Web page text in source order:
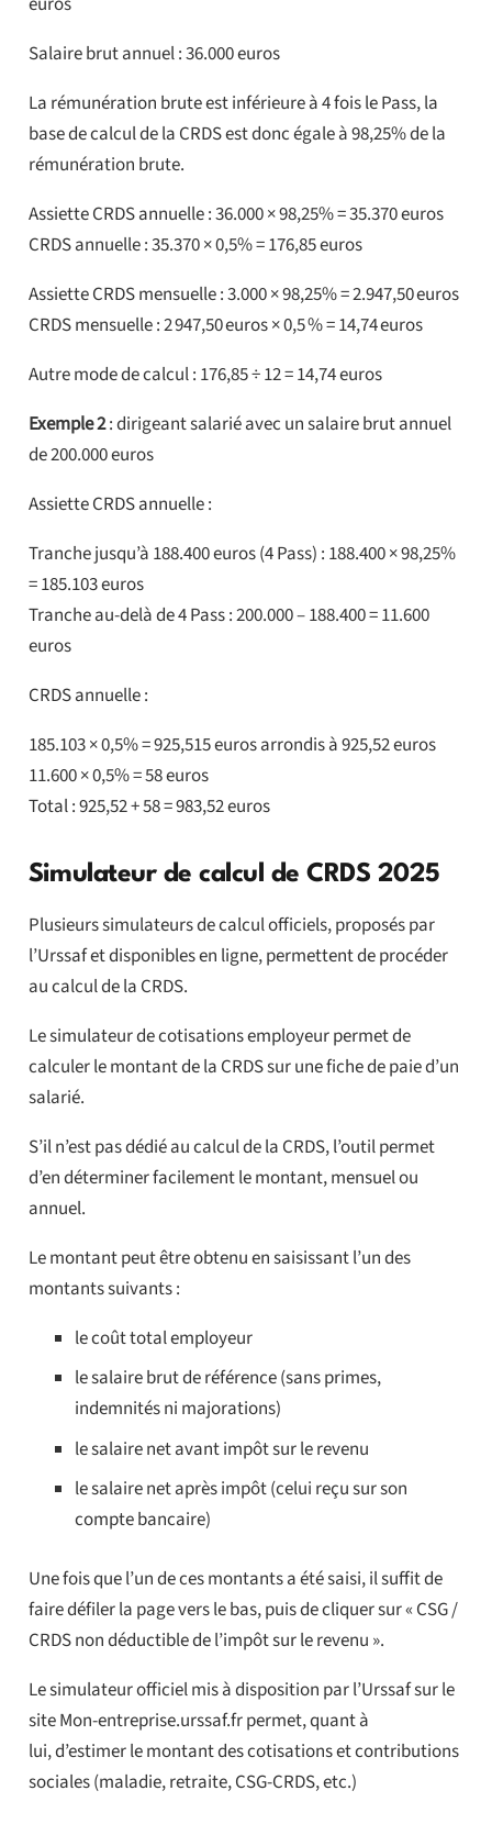
Salaire brut annuel : 36.000 euros
La rémunération brute est inférieure à 4 fois le Pass, la
base de calcul de la CRDS est donc égale à 98,25% de la
rémunération brute.
Assiette CRDS annuelle : 36.000 × 98,25% = 35.370 euros
CRDS annuelle : 35.370 × 0,5% = 176,85 euros
Assiette CRDS mensuelle : 3.000 × 98,25% = 2.947,50 euros
CRDS mensuelle : 2 947,50 euros × 0,5 % = 14,74 euros
Autre mode de calcul : 176,85 ÷ 12 = 14,74 euros
Exemple 2: dirigeant salarié avec un salaire brut annuel
de 200.000 euros
Assiette CRDS annuelle :
Tranche jusqu’à 188.400 euros (4 Pass) : 188.400 × 98,25%
= 185.103 euros
Tranche au-delà de 4 Pass : 200.000 – 188.400 = 11.600
euros
CRDS annuelle :
185.103 × 0,5% = 925,515 euros arrondis à 925,52 euros
11.600 × 0,5% = 58 euros
Total : 925,52 + 58 = 983,52 euros
Simulateur de calcul de CRDS 2025
Plusieurs simulateurs de calcul officiels, proposés par
l’Urssaf et disponibles en ligne, permettent de procéder
au calcul de la CRDS.
Le simulateur de cotisations employeur permet de
calculer le montant de la CRDS sur une fiche de paie d’un
salarié.
S’il n’est pas dédié au calcul de la CRDS, l’outil permet
d’en déterminer facilement le montant, mensuel ou
annuel.
Le montant peut être obtenu en saisissant l’un des
montants suivants :
le coût total employeur
le salaire brut de référence (sans primes,
indemnités ni majorations)
le salaire net avant impôt sur le revenu
le salaire net après impôt (celui reçu sur son
compte bancaire)
Une fois que l’un de ces montants a été saisi, il suffit de
faire défiler la page vers le bas, puis de cliquer sur « CSG /
CRDS non déductible de l’impôt sur le revenu ».
Le simulateur officiel mis à disposition par l’Urssaf sur le
site Mon-entreprise.urssaf.fr permet, quant à
lui, d’estimer le montant des cotisations et contributions
sociales (maladie, retraite, CSG-CRDS, etc.)